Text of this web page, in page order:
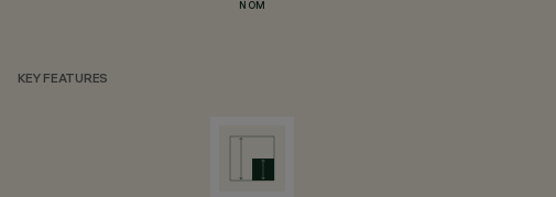
NOM
KEY FEATURES